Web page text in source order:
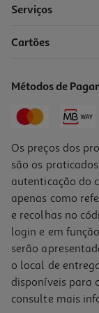
Serviços
Cartões
Métodos de
Os preços dos
são os
autenticação do
apenas como
e recolhas no
login e em
serão
o local de
disponíveis para
consulte mais